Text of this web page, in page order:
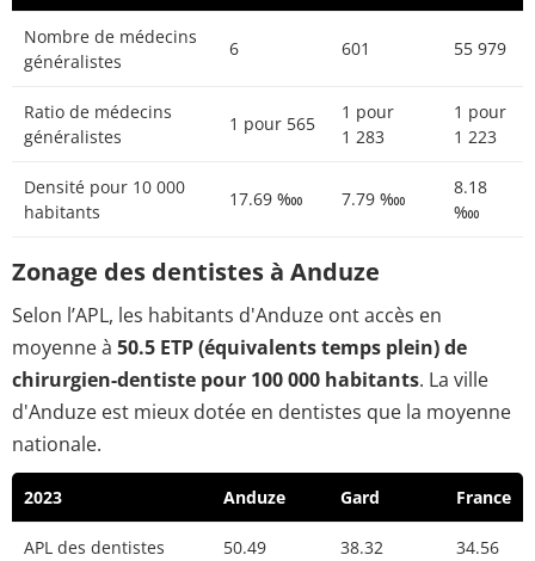
Nombre de médecins
généralistes
6 601 55 979
Ratio de médecins
généralistes
1 pour 565
1 pour
1 283
1 pour
1 223
Densité pour 10 000
habitants
17.69 ‱ 7.79 ‱
8.18
‱
Zonage des dentistes à Anduze
Selon l’APL, les habitants d'Anduze ont accès en
moyenne à 50.5 ETP (équivalents temps plein) de
chirurgien-dentiste pour 100 000 habitants. La ville
d'Anduze est mieux dotée en dentistes que la moyenne
nationale.
2023 Anduze Gard France
APL des dentistes 50.49 38.32 34.56